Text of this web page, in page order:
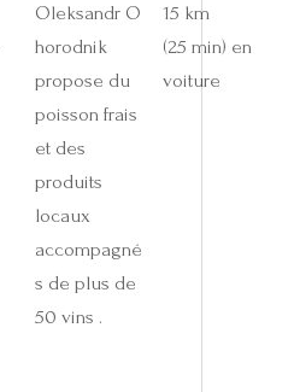
Oleksandr O
horodnik
propose du
poisson frais
et des
produits
locaux
accompagné
s de plus de
50 vins .
15 km
(25 min) en
voiture